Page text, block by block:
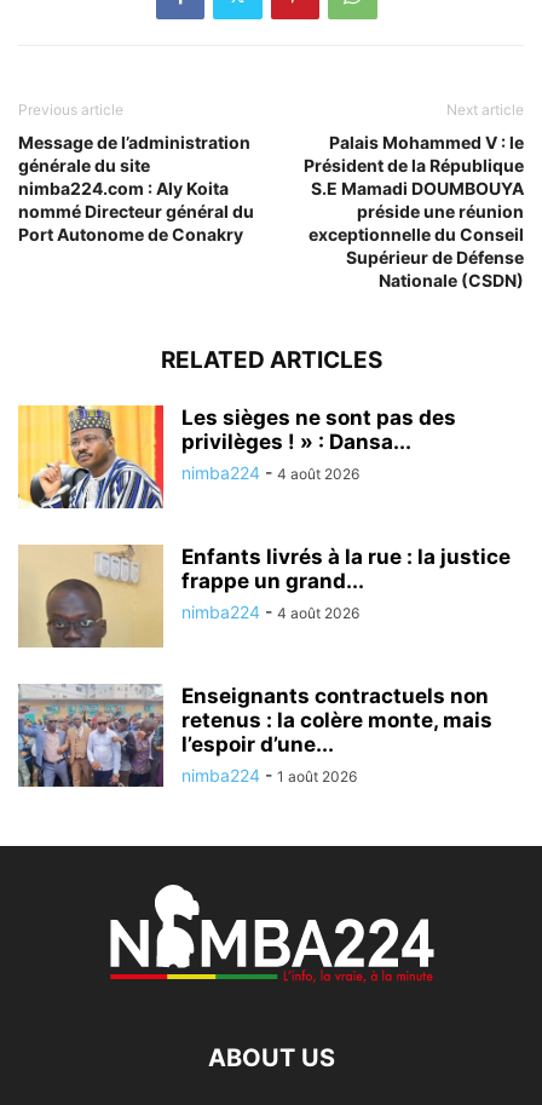
Previous article
Message de l’administration
générale du site
nimba224.com : Aly Koita
nommé Directeur général du
Port Autonome de Conakry
Next article
Palais Mohammed V : le
Président de la République
S.E Mamadi DOUMBOUYA
préside une réunion
exceptionnelle du Conseil
Supérieur de Défense
Nationale (CSDN)
RELATED ARTICLES
Les sièges ne sont pas des
privilèges ! » : Dansa...
nimba224 - 4 août 2026
Enfants livrés à la rue : la justice
frappe un grand...
nimba224 - 4 août 2026
Enseignants contractuels non
retenus : la colère monte, mais
l’espoir d’une...
nimba224 - 1 août 2026
ABOUT US